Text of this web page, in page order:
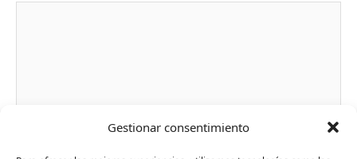
Gestionar consentimiento